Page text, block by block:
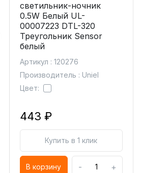
светильник-ночник
0.5W Белый UL-
00007223 DTL-320
Треугольник Sensor
белый
Артикул : 120276
Производитель : Uniel
Цвет:
443 ₽
Купить в 1 клик
В корзину - +